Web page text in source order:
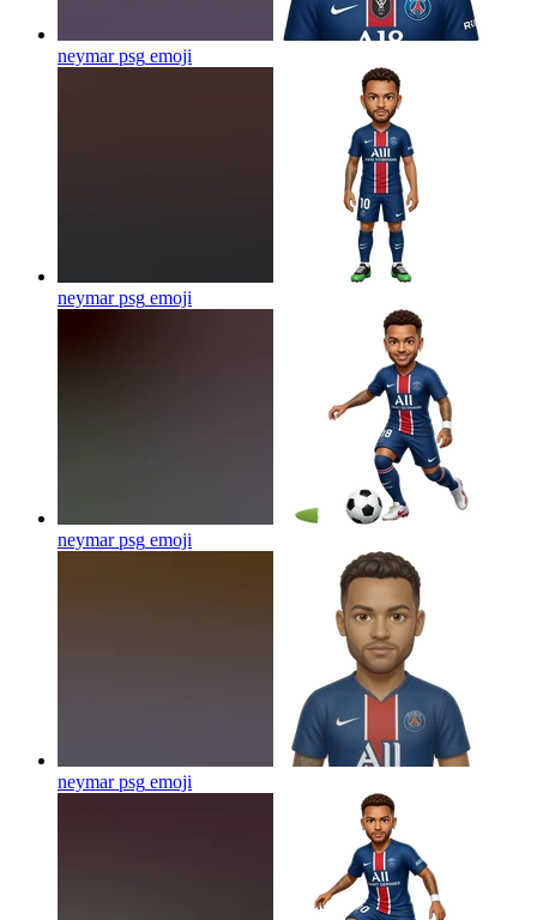
neymar psg emoji
neymar psg emoji
neymar psg emoji
neymar psg emoji